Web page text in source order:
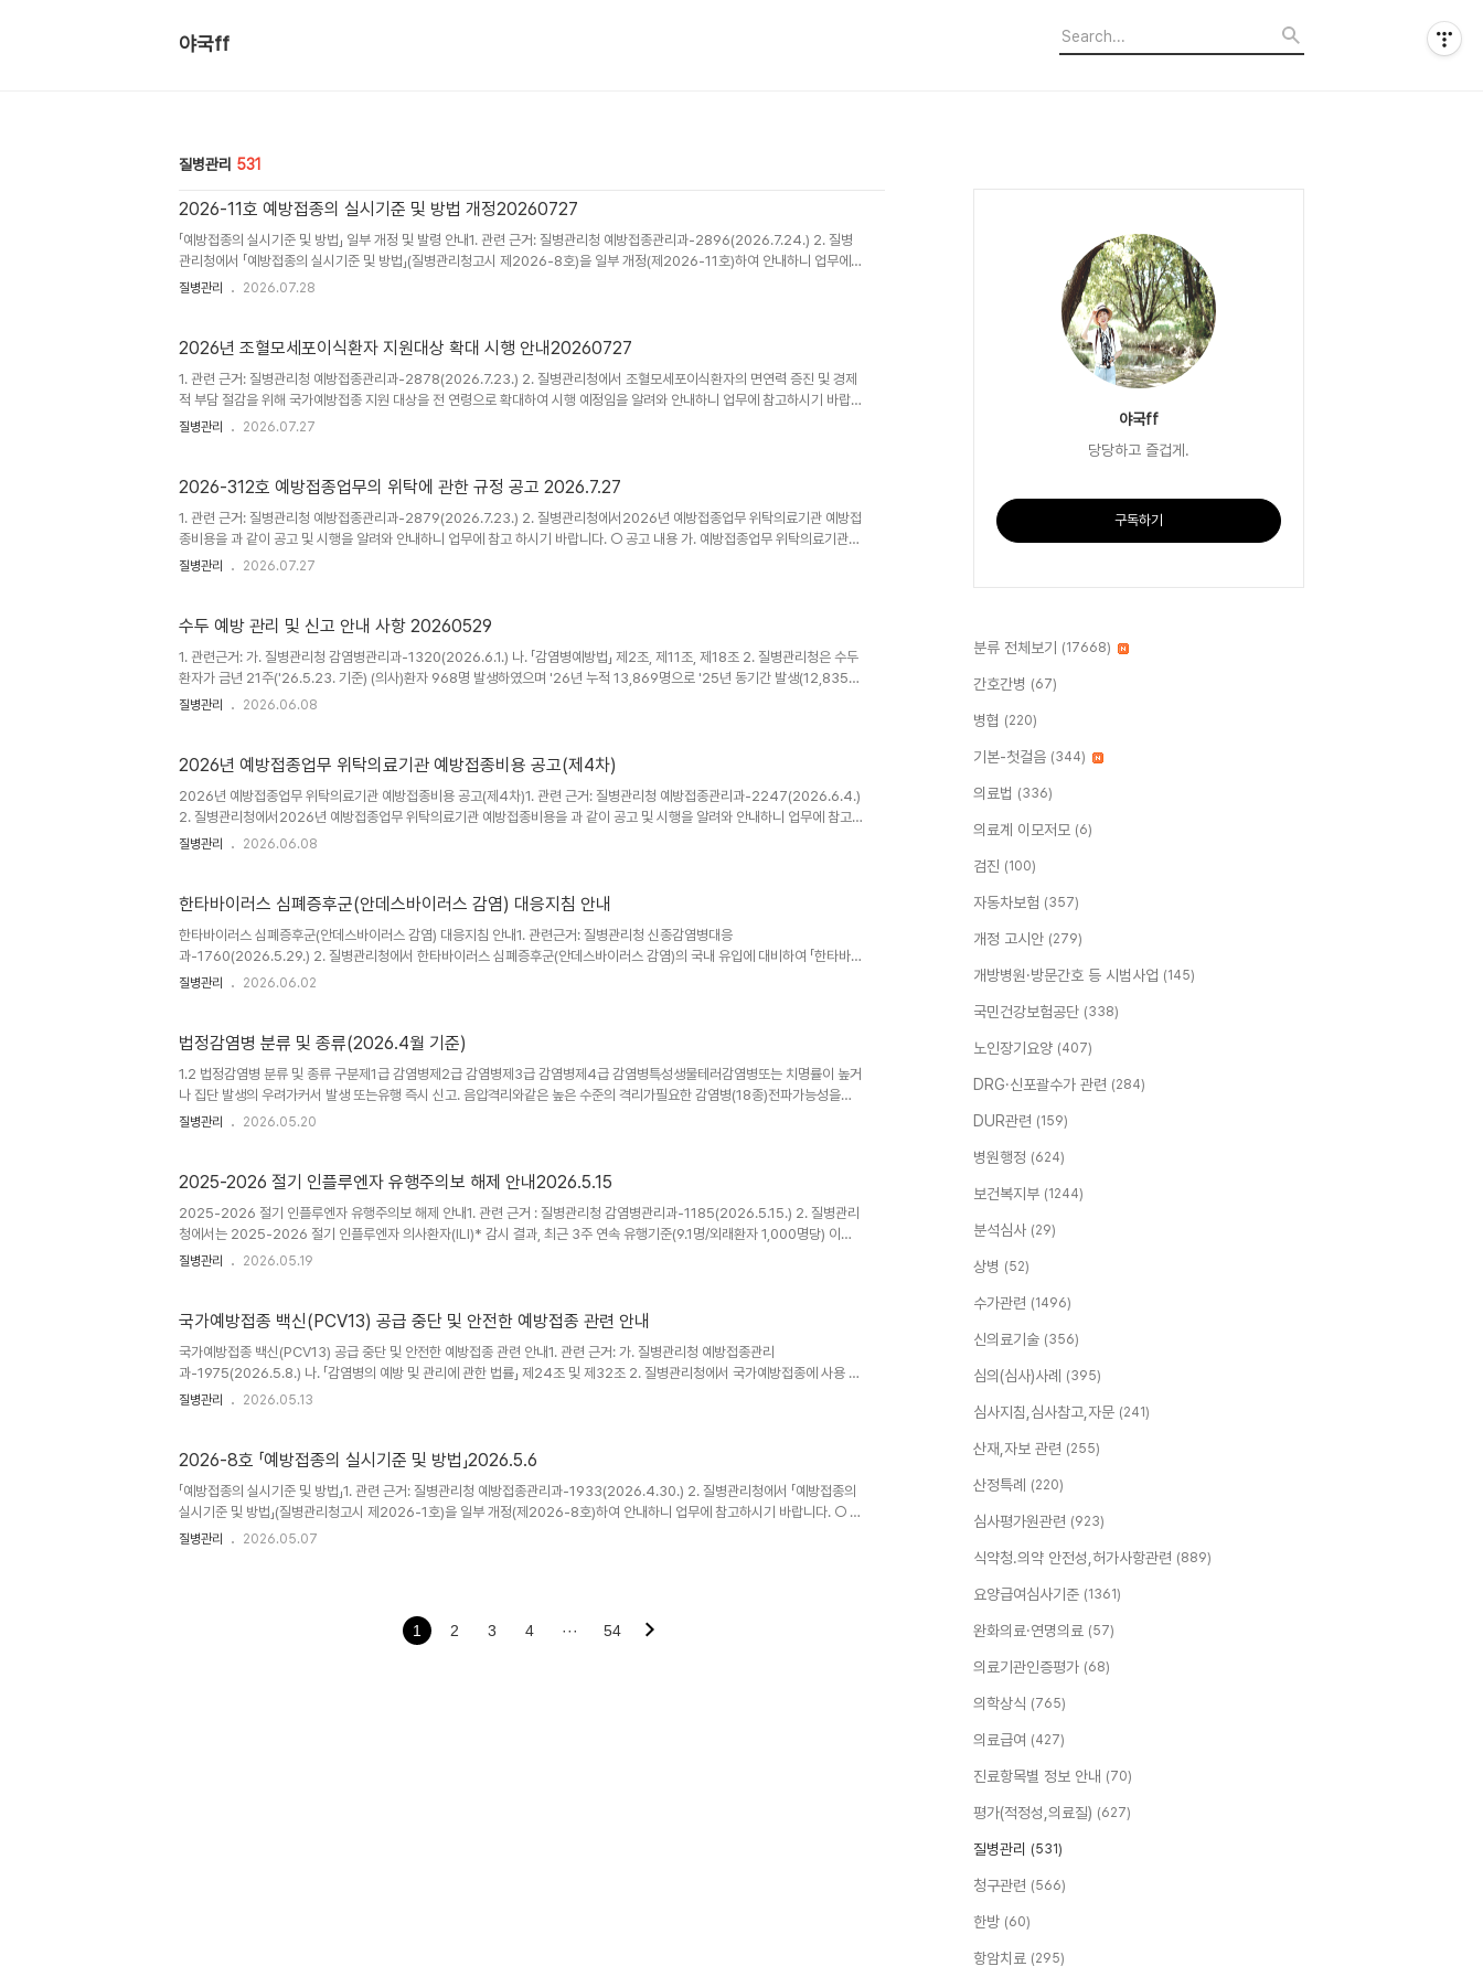
야국ff
질병관리 531
2026-11호 예방접종의 실시기준 및 방법 개정20260727
「예방접종의 실시기준 및 방법」 일부 개정 및 발령 안내1. 관련 근거: 질병관리청 예방접종관리과-2896(2026.7.24.) 2. 질병
관리청에서 「예방접종의 실시기준 및 방법」(질병관리청고시 제2026-8호)을 일부 개정(제2026-11호)하여 안내하니 업무에
참고하시기 바랍니다. ○국가예방접종 대상에 ‘조혈모세포이식환자’ 추가(「예방접종의 실시기준 및 방법」 별표1) - '조혈모세포
2026.7.27. 붙임 1. [질병관리청..
질병관리 2026.07.28
2026년 조혈모세포이식환자 지원대상 확대 시행 안내20260727
1. 관련 근거: 질병관리청 예방접종관리과-2878(2026.7.23.) 2. 질병관리청에서 조혈모세포이식환자의 면연력 증진 및 경제
적 부담 절감을 위해 국가예방접종 지원 대상을 전 연령으로 확대하여 시행 예정임을 알려와 안내하니 업무에 참고하시기 바랍니
다. 가. 사업 대상 나. 지원 내용: 국가예방접종 대상 감염병 지원 백신(17개)의 접종 비용 ※ HPV 백신은 허가사항 등을 고려하여
세포이..
질병관리 2026.07.27
2026-312호 예방접종업무의 위탁에 관한 규정 공고 2026.7.27
1. 관련 근거: 질병관리청 예방접종관리과-2879(2026.7.23.) 2. 질병관리청에서2026년 예방접종업무 위탁의료기관 예방접
종비용을 과 같이 공고 및 시행을 알려와 안내하니 업무에 참고 하시기 바랍니다. ○ 공고 내용 가. 예방접종업무 위탁의료기관
예방접종비용 중 백신비(붙임 [별표1] 참조) 나. 2026년 조혈모세포이식환자의 A형간염 성인용 백신비: 34,820원(붙임 [별표
의: 질병관리청(1339, 04..
질병관리 2026.07.27
수두 예방 관리 및 신고 안내 사항 20260529
1. 관련근거: 가. 질병관리청 감염병관리과-1320(2026.6.1.) 나. 「감염병예방법」 제2조, 제11조, 제18조 2. 질병관리청은 수두
환자가 금년 21주('26.5.23. 기준) (의사)환자 968명 발생하였으며 '26년 누적 13,869명으로 '25년 동기간 발생(12,835
명) 대비 8.1%(1,034명) 증가함에 따라 수두 감염 예방 및 확산 방지를 위해수두 예방 관리·신고 방법, 예방접종 대상 감염병 관
질병관리 2026.06.08
2026년 예방접종업무 위탁의료기관 예방접종비용 공고(제4차)
2026년 예방접종업무 위탁의료기관 예방접종비용 공고(제4차)1. 관련 근거: 질병관리청 예방접종관리과-2247(2026.6.4.)
2. 질병관리청에서2026년 예방접종업무 위탁의료기관 예방접종비용을 과 같이 공고 및 시행을 알려와 안내하니 업무에 참고
하시기 바랍니다. ○ 공고 내용 가. 예방접종업무 위탁의료기관 예방접종비용 중 백신비(붙임 [별표1] 참조) 나. 예방접종업무 위
2258) ※ 공고 위치: 질..
질병관리 2026.06.08
한타바이러스 심폐증후군(안데스바이러스 감염) 대응지침 안내
한타바이러스 심폐증후군(안데스바이러스 감염) 대응지침 안내1. 관련근거: 질병관리청 신종감염병대응
과-1760(2026.5.29.) 2. 질병관리청에서 한타바이러스 심폐증후군(안데스바이러스 감염)의 국내 유입에 대비하여 「한타바이
러스 심폐증후군(안데스바이러스 감염) 대응지침」을 과 같이 알려온 바, 업무에 참고하여 주시기 바랍니
ANDV) 감염경로▫감염된 설치류의 소변·분변·타액 등에 접촉(노출), 이에 오염된 환경(물건, 표면, 음식물 ..
질병관리 2026.06.02
법정감염병 분류 및 종류(2026.4월 기준)
1.2 법정감염병 분류 및 종류 구분제1급 감염병제2급 감염병제3급 감염병제4급 감염병특성생물테러감염병또는 치명률이 높거
나 집단 발생의 우려가커서 발생 또는유행 즉시 신고. 음압격리와같은 높은 수준의 격리가필요한 감염병(18종)전파가능성을고
려하여 발생 또는 유행 시 24시간 이내에 신고. 격리가 필요한 감염병 (21종)발생을 계속감시할 필요가 있어 발생 또는 유행 시
툴리눔독소증11. 야토병 12. 신종감염병증후군1)13. 중증급성호흡기증후군(SARS)..
질병관리 2026.05.20
2025-2026 절기 인플루엔자 유행주의보 해제 안내2026.5.15
2025-2026 절기 인플루엔자 유행주의보 해제 안내1. 관련 근거 : 질병관리청 감염병관리과-1185(2026.5.15.) 2. 질병관리
청에서는 2025-2026 절기 인플루엔자 의사환자(ILI)* 감시 결과, 최근 3주 연속 유행기준(9.1명/외래환자 1,000명당) 이하
로 낮은 수준의 발생을 보여, 지난 2025년 10월 17일 발령했던 인플루엔자 유행주의보를 아래와 같이 해제함을 알려와 안내하
질병관리 2026.05.19
국가예방접종 백신(PCV13) 공급 중단 및 안전한 예방접종 관련 안내
국가예방접종 백신(PCV13) 공급 중단 및 안전한 예방접종 관련 안내1. 관련 근거: 가. 질병관리청 예방접종관리
과-1975(2026.5.8.) 나. 「감염병의 예방 및 관리에 관한 법률」 제24조 및 제32조 2. 질병관리청에서 국가예방접종에 사용 중
인 폐렴구균 백신 PCV13(프리베나13)이 제조사(화이자社) 사정으로 공급 중단 예정(2026.7.13.)임과 이에 따라 이후 폐렴구
이 있는 경우 보강..
질병관리 2026.05.13
2026-8호 「예방접종의 실시기준 및 방법」2026.5.6
「예방접종의 실시기준 및 방법」1. 관련 근거: 질병관리청 예방접종관리과-1933(2026.4.30.) 2. 질병관리청에서 「예방접종의
실시기준 및 방법」(질병관리청고시 제2026-1호)을 일부 개정(제2026-8호)하여 안내하니 업무에 참고하시기 바랍니다. ○ 예
방접종의 실시기준 및 방법(별표1)질병대상표준접종시기사람유두종바이러스감염증- 12세~26세 여성 및12세 남성 * 단,
질병관리 2026.05.07
1 2 3 4 ··· 54
야국ff
당당하고 즐겁게.
구독하기
분류 전체보기 (17668)
간호간병 (67)
병협 (220)
기본-첫걸음 (344)
의료법 (336)
의료계 이모저모 (6)
검진 (100)
자동차보험 (357)
개정 고시안 (279)
개방병원·방문간호 등 시범사업 (145)
국민건강보험공단 (338)
노인장기요양 (407)
DRG·신포괄수가 관련 (284)
DUR관련 (159)
병원행정 (624)
보건복지부 (1244)
분석심사 (29)
상병 (52)
수가관련 (1496)
신의료기술 (356)
심의(심사)사례 (395)
심사지침,심사참고,자문 (241)
산재,자보 관련 (255)
산정특례 (220)
심사평가원관련 (923)
식약청.의약 안전성,허가사항관련 (889)
요양급여심사기준 (1361)
완화의료·연명의료 (57)
의료기관인증평가 (68)
의학상식 (765)
의료급여 (427)
진료항목별 정보 안내 (70)
평가(적정성,의료질) (627)
질병관리 (531)
청구관련 (566)
한방 (60)
항암치료 (295)